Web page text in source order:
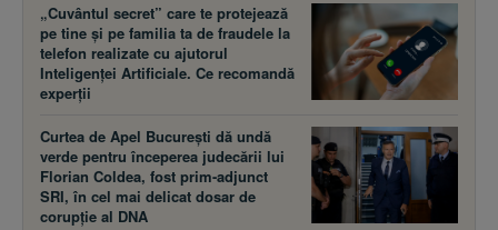
„Cuvântul secret” care te protejează
pe tine și pe familia ta de fraudele la
telefon realizate cu ajutorul
Inteligenței Artificiale. Ce recomandă
experții
Curtea de Apel București dă undă
verde pentru începerea judecării lui
Florian Coldea, fost prim-adjunct
SRI, în cel mai delicat dosar de
corupție al DNA